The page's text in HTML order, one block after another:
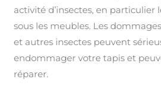
activité d’insectes, en particulier
sous les meubles. Les
et autres insectes peuvent
endommager votre tapis et
réparer.